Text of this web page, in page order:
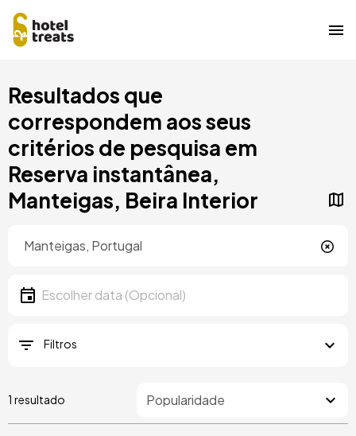
para
conteúdo
principal
Resultados que
correspondem aos seus
critérios de pesquisa em
Reserva instantânea,
Manteigas, Beira Interior
Data
Escolher data
Filtros
1 resultado